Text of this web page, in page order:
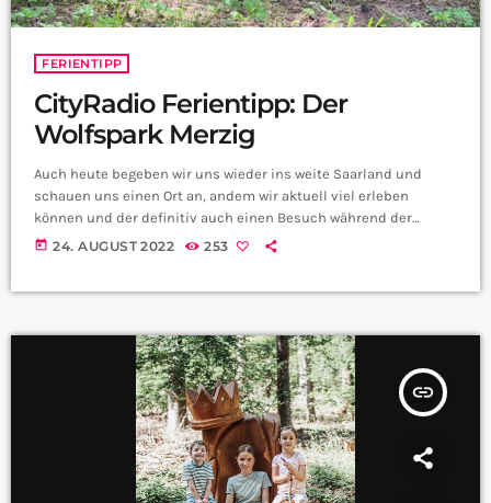
FERIENTIPP
CityRadio Ferientipp: Der
Wolfspark Merzig
Auch heute begeben wir uns wieder ins weite Saarland und
schauen uns einen Ort an, andem wir aktuell viel erleben
können und der definitiv auch einen Besuch während der
Ferien noch wert ist. Denn das Ganze ist auch noch kostenlos.
today 24. AUGUST 2022 253
insert_link